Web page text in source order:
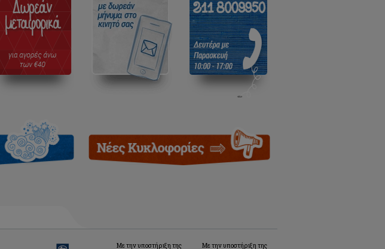
Με την υποστήριξη της Με την υποστήριξη της